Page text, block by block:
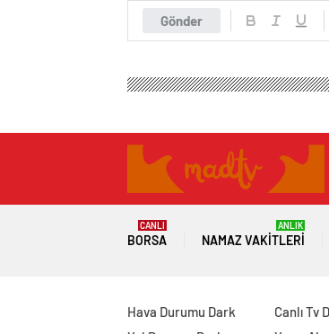
Gönder
BORSA
CANLI
NAMAZ VAKITLERI
ANLIK
Hava Durumu Dark
Canlı Tv